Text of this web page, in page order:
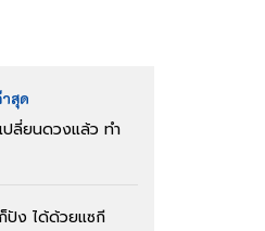
สุด
ปลี่ยนดวงแล้ว ทำ
ปัง ได้ด้วยแซกี